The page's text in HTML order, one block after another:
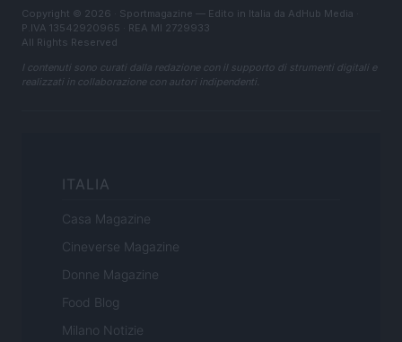
Copyright © 2026 · Sportmagazine — Edito in Italia da AdHub Media
P.IVA 13542920965 · REA MI 2729933
All Rights Reserved
I contenuti sono curati dalla redazione con il supporto di strumenti digitali e
realizzati in collaborazione con autori indipendenti.
ITALIA
Casa Magazine
Cineverse Magazine
Donne Magazine
Food Blog
Milano Notizie